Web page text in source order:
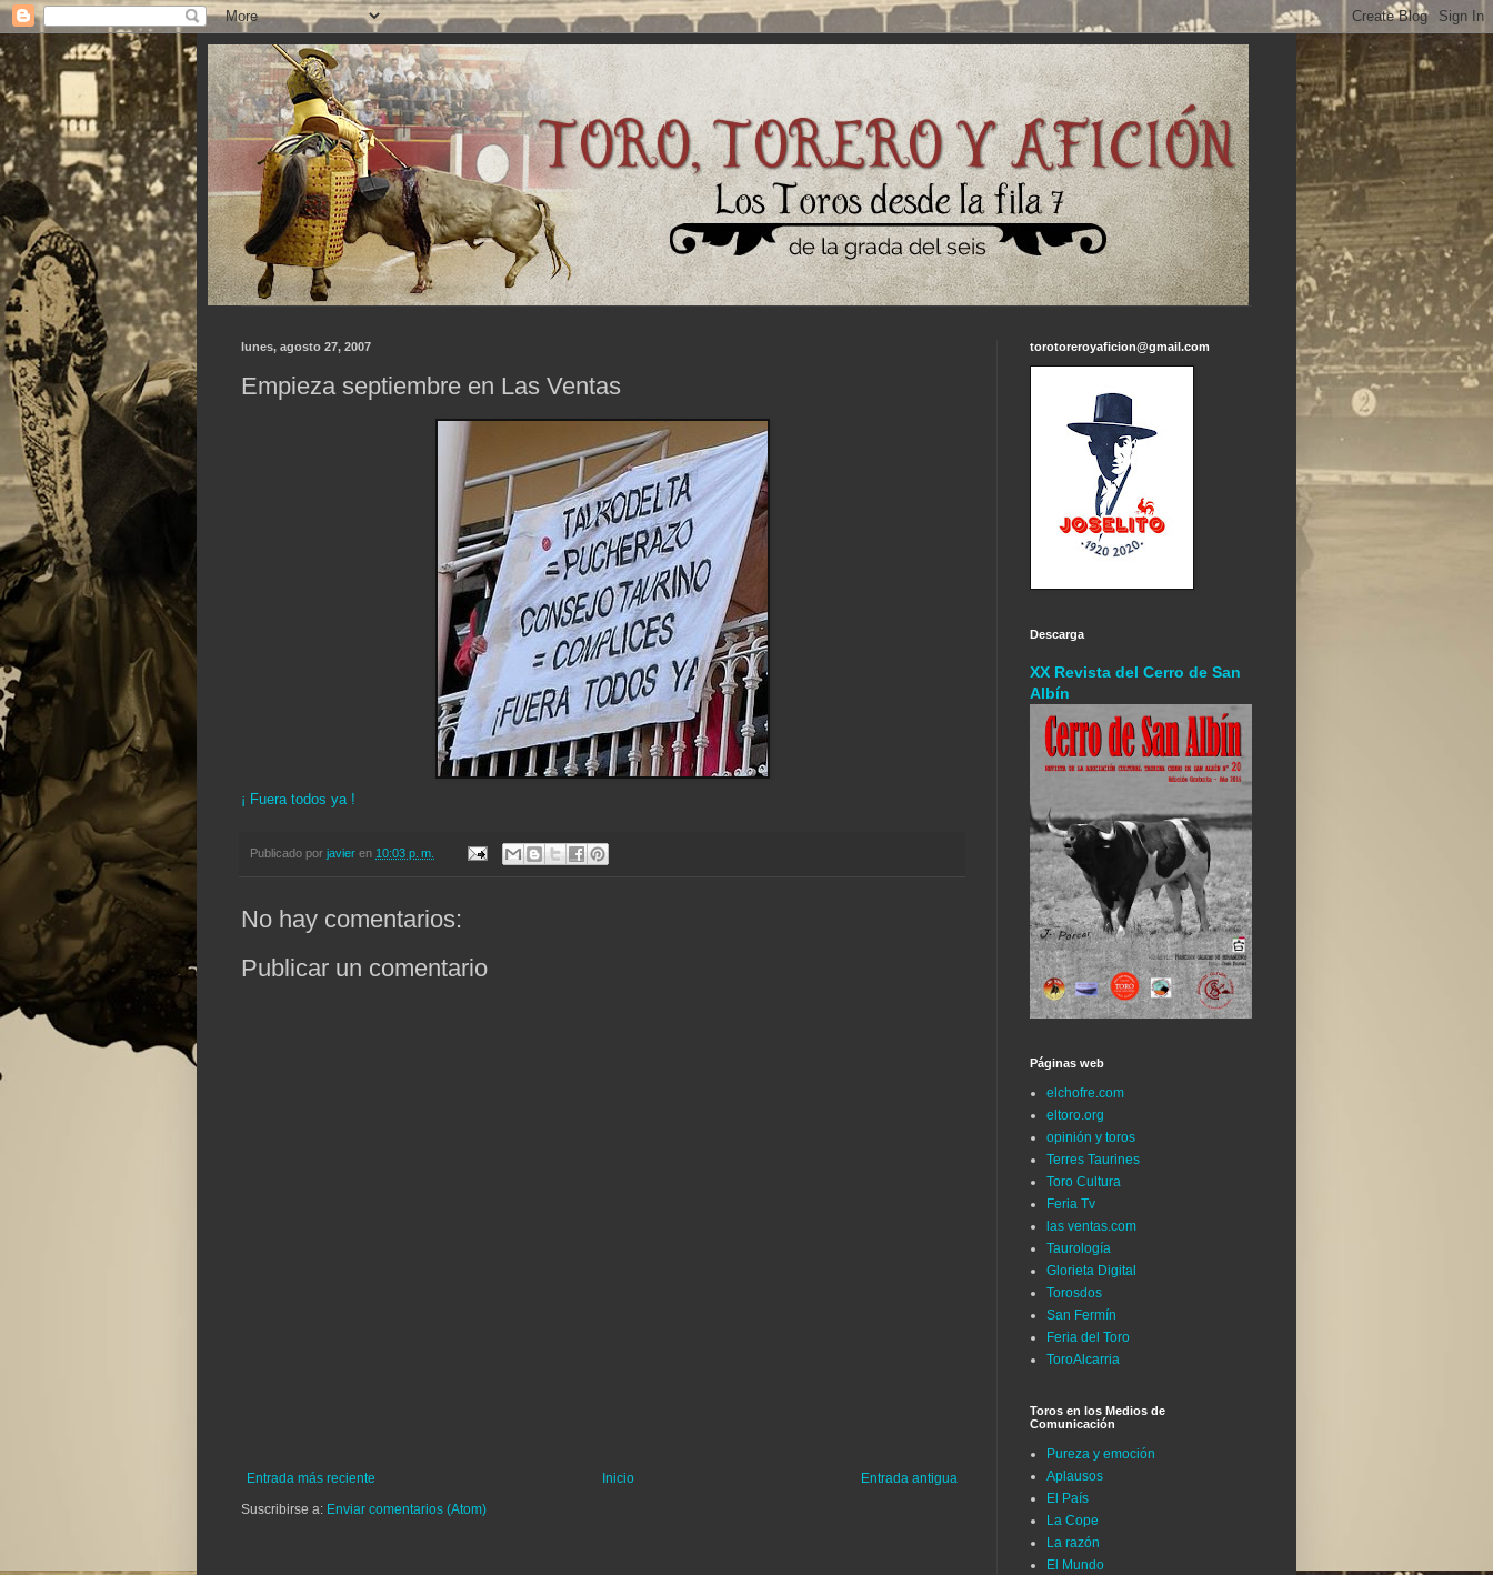
lunes, agosto 27, 2007
Empieza septiembre en Las Ventas
¡ Fuera todos ya !
Publicado por javier en 10:03 p. m.
No hay comentarios:
Publicar un comentario
Entrada más reciente Entrada antigua
Inicio
Suscribirse a: Enviar comentarios (Atom)
torotoreroyaficion@gmail.com
Descarga
XX Revista del Cerro de San
Albín
Páginas web
elchofre.com
eltoro.org
opinión y toros
Terres Taurines
Toro Cultura
Feria Tv
las ventas.com
Taurología
Glorieta Digital
Torosdos
San Fermín
Feria del Toro
ToroAlcarria
Toros en los Medios de
Comunicación
Pureza y emoción
Aplausos
El País
La Cope
La razón
El Mundo